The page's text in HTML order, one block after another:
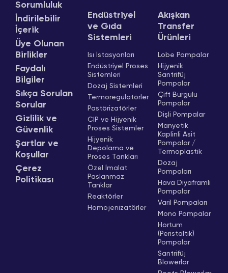
Sorumluluk
İndirilebilir
İçerik
Üye Olunan
Birlikler
Faydalı
Bilgiler
Sıkça Sorulan
Sorular
Gizlilik ve
Güvenlik
Şartlar ve
Koşullar
Çerez
Politikası
Endüstriyel
ve Gıda
Sistemleri
Isı İstasyonları
Endüstriyel Proses
Sistemleri
Dozaj Sistemleri
Termoregülatörler
Pastörizatörler
CIP ve Hijyenik
Proses Sistemler
Hijyenik
Depolama ve
Proses Tankları
Özel İmalat
Paslanmaz
Tanklar
Reaktörler
Homojenizatörler
Akışkan
Transfer
Ürünleri
Lobe Pompalar
Hijyenik
Santrifüj
Pompalar
Çift Burgulu
Pompalar
Dişli Pompalar
Manyetik
Kaplinli Asit
Pompalar /
Termoplastik
Dozaj
Pompaları
Hava Diyaframlı
Pompalar
Varil Pompaları
Mono Pompalar
Hortum
(Peristaltik)
Pompalar
Santrifüj
Blowerlar